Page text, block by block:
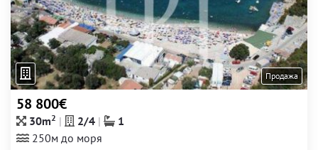
Продажа
58 800€
30m2 2/4
1
250м до моря